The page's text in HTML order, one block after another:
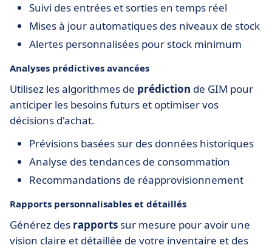
Suivi des entrées et sorties en temps réel
Mises à jour automatiques des niveaux de stock
Alertes personnalisées pour stock minimum
Analyses prédictives avancées
Utilisez les algorithmes de prédiction de GIM pour
anticiper les besoins futurs et optimiser vos
décisions d'achat.
Prévisions basées sur des données historiques
Analyse des tendances de consommation
Recommandations de réapprovisionnement
Rapports personnalisables et détaillés
Générez des rapports sur mesure pour avoir une
vision claire et détaillée de votre inventaire et des